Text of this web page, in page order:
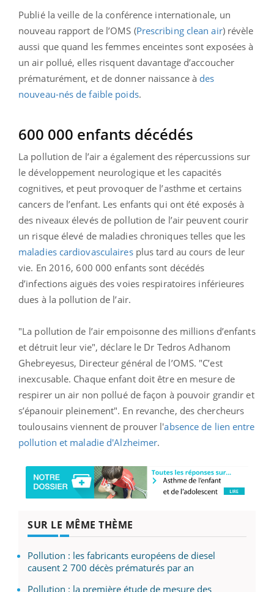
Publié la veille de la conférence internationale, un
nouveau rapport de l’OMS (Prescribing clean air) révèle
aussi que quand les femmes enceintes sont exposées à
un air pollué, elles risquent davantage d’accoucher
prématurément, et de donner naissance à des
nouveau-nés de faible poids.
600 000 enfants décédés
La pollution de l’air a également des répercussions sur
le développement neurologique et les capacités
cognitives, et peut provoquer de l’asthme et certains
cancers de l’enfant. Les enfants qui ont été exposés à
des niveaux élevés de pollution de l’air peuvent courir
un risque élevé de maladies chroniques telles que les
maladies cardiovasculairesplus tard au cours de leur
vie. En 2016, 600 000 enfants sont décédés
d’infections aiguës des voies respiratoires inférieures
dues à la pollution de l’air.
"La pollution de l’air empoisonne des millions d’enfants
et détruit leur vie", déclare le Dr Tedros Adhanom
Ghebreyesus, Directeur général de l’OMS. "C’est
inexcusable. Chaque enfant doit être en mesure de
respirer un air non pollué de façon à pouvoir grandir et
s’épanouir pleinement". En revanche, des chercheurs
toulousains viennent de prouver l'absence de lien entre
pollution et maladie d'Alzheimer.
SUR LE MÊME THÈME
Pollution : les fabricants européens de diesel
causent 2 700 décès prématurés par an
Pollution : la première étude de mesure des